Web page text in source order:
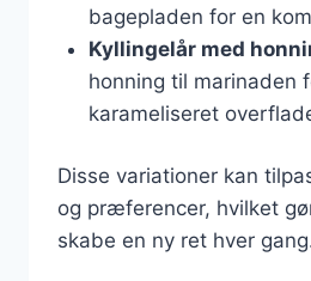
bagepladen for en
Kyllingelår med
honning til marinaden
karameliseret
Disse variationer kan
og præferencer, hvilket
skabe en ny ret hver